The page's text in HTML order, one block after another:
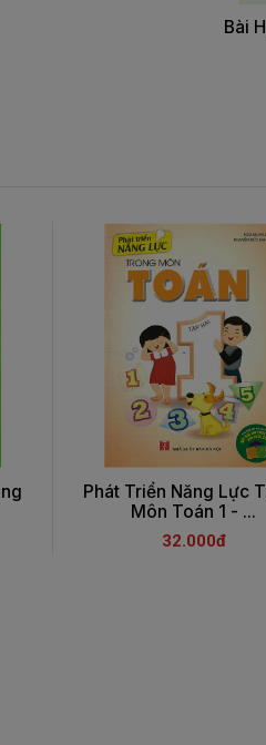
Bài
Phát Triển Năng Lực
Môn Toán 1 - ...
32.000đ